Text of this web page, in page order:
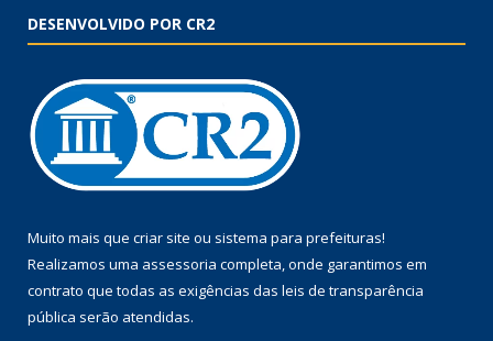
DESENVOLVIDO POR CR2
Muito mais que criar site ou sistema para prefeituras!
Realizamos uma assessoria completa, onde garantimos em
contrato que todas as exigências das leis de transparência
pública serão atendidas.